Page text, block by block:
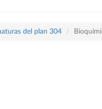
del plan 304